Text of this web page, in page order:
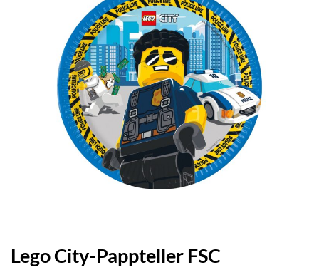
Lego City-Pappteller FSC